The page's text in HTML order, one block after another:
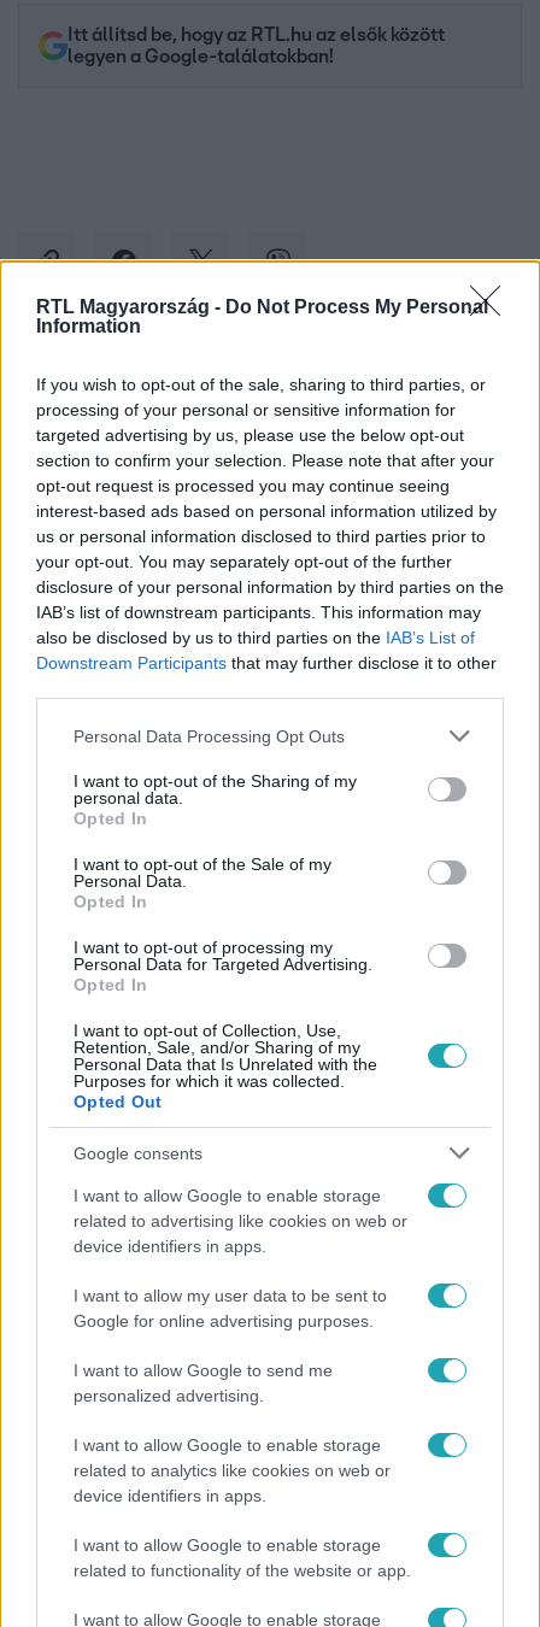
RTL Magyarország - Do Not Process My Personal
Information
If you wish to opt-out of the sale, sharing to third parties, or
processing of your personal or sensitive information for
targeted advertising by us, please use the below opt-out
section to confirm your selection. Please note that after your
opt-out request is processed you may continue seeing
interest-based ads based on personal information utilized by
us or personal information disclosed to third parties prior to
your opt-out. You may separately opt-out of the further
disclosure of your personal information by third parties on the
IAB’s list of downstream participants. This information may
also be disclosed by us to third parties on the IAB’s List of
Downstream Participants that may further disclose it to other
Please note that this website/app uses one or more Google
not limited to your visit or usage behaviour. You may click to
grant or deny consent to Google and its third-party tags to
use your data for below specified purposes in below Google
consent section.
Personal Data Processing Opt Outs
I want to opt-out of the Sharing of my
personal data.
Opted In
I want to opt-out of the Sale of my
Personal Data.
Opted In
I want to opt-out of processing my
Personal Data for Targeted Advertising.
Opted In
I want to opt-out of Collection, Use,
Retention, Sale, and/or Sharing of my
Personal Data that Is Unrelated with the
Purposes for which it was collected.
Opted Out
Google consents
I want to allow Google to enable storage
related to advertising like cookies on web or
device identifiers in apps.
I want to allow my user data to be sent to
Google for online advertising purposes.
I want to allow Google to send me
personalized advertising.
I want to allow Google to enable storage
related to analytics like cookies on web or
device identifiers in apps.
I want to allow Google to enable storage
related to functionality of the website or app.
I want to allow Google to enable storage
Itt állítsd be, hogy az RTL.hu az elsők között
legyen a Google-találatokban!
Facebookon is!
Követem
BELFÖLD MAGYAR HÍREK # KÖZÉLET
#POLITIKA #LANNERT JUDIT #SZÉKESFEHÉRVÁR
GYERMEKVÉDELEM DIÁK
Ennek a 3 csillagjegynek váratlan sikereket hozhat